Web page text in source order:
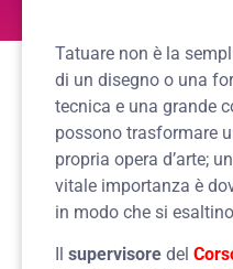
Tatuare non è la
di un disegno o una
tecnica e una grande
possono trasformare
propria opera d’arte;
vitale importanza è
in modo che si
supervisore del